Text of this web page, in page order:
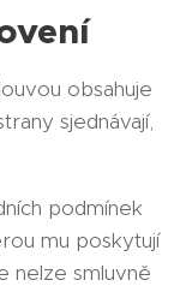
obsahuje
sjednávají,
podmínek
mu poskytují
nelze smluvně